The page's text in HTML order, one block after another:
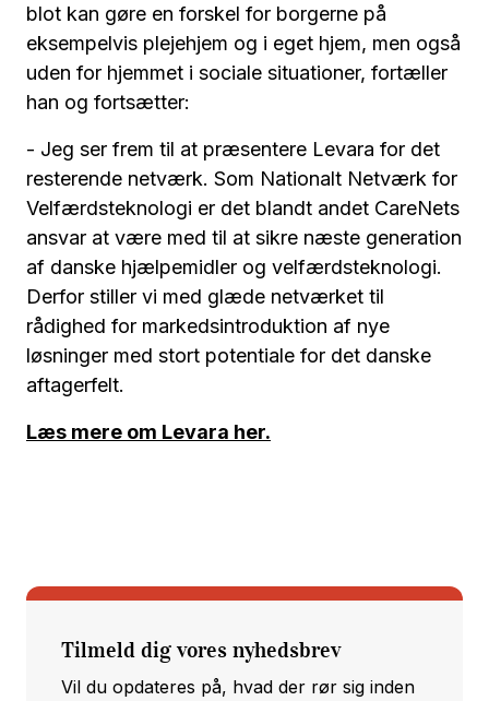
blot kan gøre en forskel for borgerne på
eksempelvis plejehjem og i eget hjem, men også
uden for hjemmet i sociale situationer, fortæller
han og fortsætter:
- Jeg ser frem til at præsentere Levara for det
resterende netværk. Som Nationalt Netværk for
Velfærdsteknologi er det blandt andet CareNets
ansvar at være med til at sikre næste generation
af danske hjælpemidler og velfærdsteknologi.
Derfor stiller vi med glæde netværket til
rådighed for markedsintroduktion af nye
løsninger med stort potentiale for det danske
aftagerfelt.
Læs mere om Levara her.
Tilmeld dig vores nyhedsbrev
Vil du opdateres på, hvad der rør sig inden